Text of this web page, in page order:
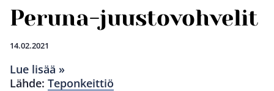
Peruna-juustovohvelit
14.02.2021
Lue lisää »
Lähde: Teponkeittiö